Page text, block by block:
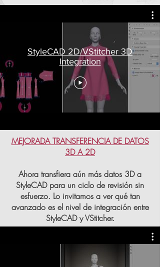
StyleCAD 2D/VStitcher 3D
Integration
MEJORADA TRANSFERENCIA DE DATOS
3D A 2D
Ahora transfiera aún más datos 3D a
StyleCAD para un ciclo de revisión sin
esfuerzo. Lo invitamos a ver qué tan
avanzado es el nivel de integración entre
StyleCAD y VStitcher.